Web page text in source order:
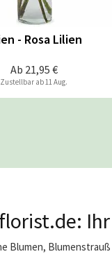
Ab 21,95 €
- Rosa Lilien
Zustellbar ab 11 Aug.
Blumen,